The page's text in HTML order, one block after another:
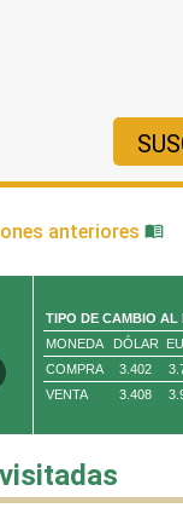
anteriores
Oro 4,010.80 US $/
TIPO DE CAMBIO AL
MONEDA
DÓLAR
COMPRA
3.402
VENTA
3.408